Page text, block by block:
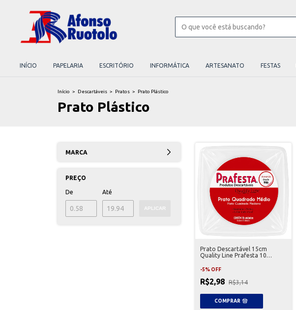
INÍCIO PAPELARIA ESCRITÓRIO INFORMÁTICA ARTESANATO FESTAS
Início > Descartáveis > Pratos > Prato Plástico
Prato Plástico
MARCA
PREÇO
De Até
APLICAR
Prato Descartável 15cm
Quality Line Prafesta 10
-5% OFF
R$2,98 R$3,14